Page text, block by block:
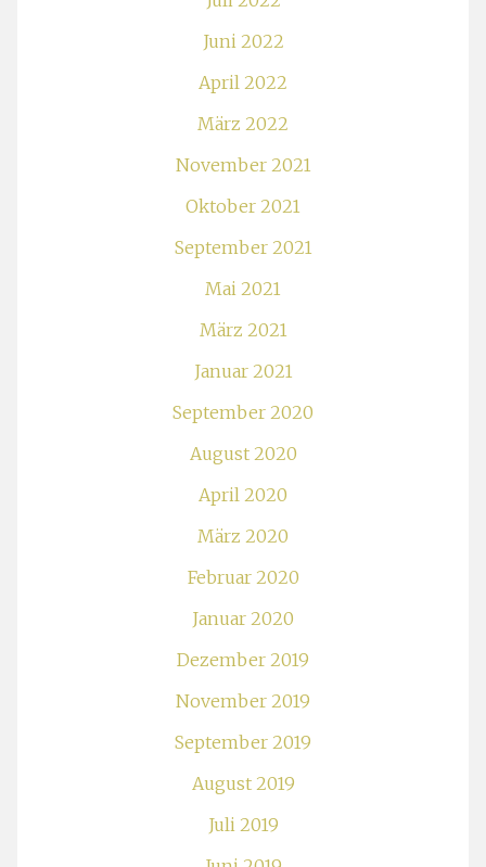
Juni 2022
April 2022
März 2022
November 2021
Oktober 2021
September 2021
Mai 2021
März 2021
Januar 2021
September 2020
August 2020
April 2020
März 2020
Februar 2020
Januar 2020
Dezember 2019
November 2019
September 2019
August 2019
Juli 2019